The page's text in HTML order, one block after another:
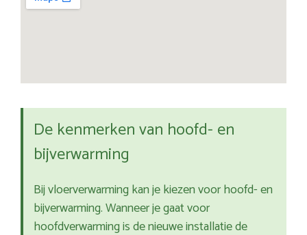
De kenmerken van hoofd- en
bijverwarming
Bij vloerverwarming kan je kiezen voor hoofd- en
bijverwarming. Wanneer je gaat voor
hoofdverwarming is de nieuwe installatie de